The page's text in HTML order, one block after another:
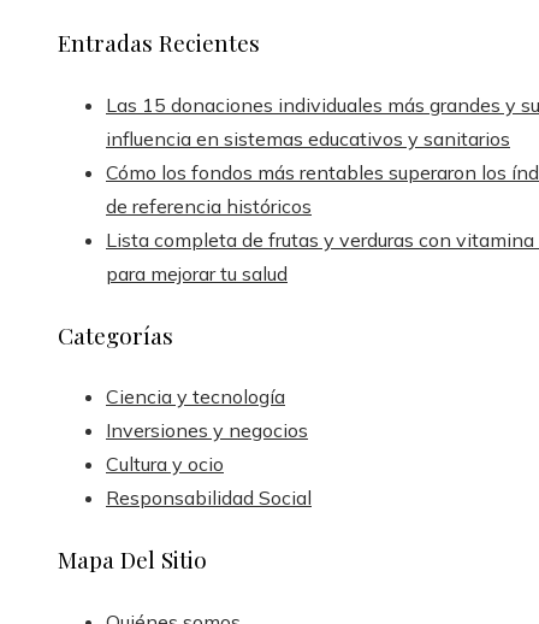
Entradas Recientes
Las 15 donaciones individuales más grandes y su
influencia en sistemas educativos y sanitarios
Cómo los fondos más rentables superaron los
de referencia históricos
Lista completa de frutas y verduras con vitamina
para mejorar tu salud
Categorías
Ciencia y tecnología
Inversiones y negocios
Cultura y ocio
Responsabilidad Social
Mapa Del Sitio